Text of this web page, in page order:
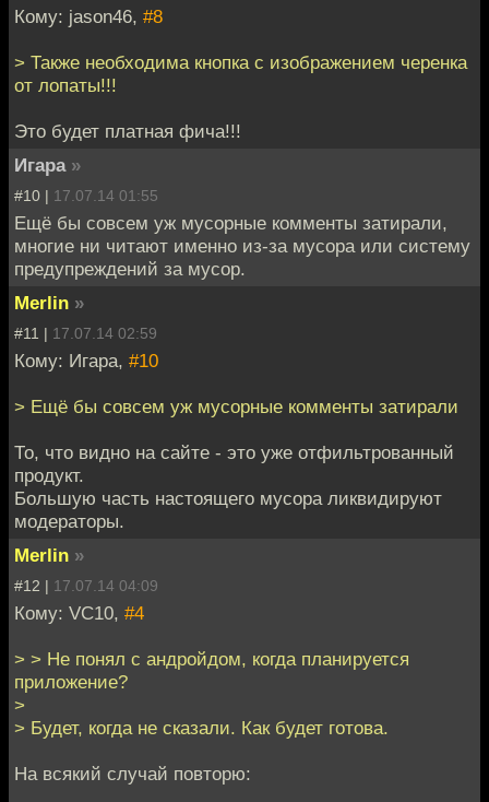
Кому: jason46, #8
> Также необходима кнопка с изображением черенка
от лопаты!!!
Это будет платная фича!!!
Игара »
#10 | 17.07.14 01:55
Ещё бы совсем уж мусорные комменты затирали,
многие ни читают именно из-за мусора или систему
предупреждений за мусор.
Merlin »
#11 | 17.07.14 02:59
Кому: Игара, #10
> Ещё бы совсем уж мусорные комменты затирали
То, что видно на сайте - это уже отфильтрованный
продукт.
Большую часть настоящего мусора ликвидируют
модераторы.
Merlin »
#12 | 17.07.14 04:09
Кому: VC10, #4
> > Не понял с андройдом, когда планируется
приложение?
>
> Будет, когда не сказали. Как будет готова.
На всякий случай повторю: